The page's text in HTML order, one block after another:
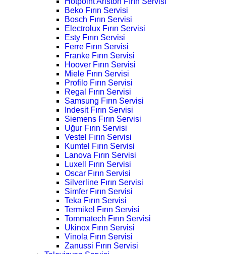
Beko Fırın Servisi
Bosch Fırın Servisi
Electrolux Fırın Servisi
Esty Fırın Servisi
Ferre Fırın Servisi
Franke Fırın Servisi
Hoover Fırın Servisi
Miele Fırın Servisi
Profilo Fırın Servisi
Regal Fırın Servisi
Samsung Fırın Servisi
Indesit Fırın Servisi
Siemens Fırın Servisi
Uğur Fırın Servisi
Vestel Fırın Servisi
Kumtel Fırın Servisi
Lanova Fırın Servisi
Luxell Fırın Servisi
Oscar Fırın Servisi
Silverline Fırın Servisi
Simfer Fırın Servisi
Teka Fırın Servisi
Termikel Fırın Servisi
Tommatech Fırın Servisi
Ukinox Fırın Servisi
Vinola Fırın Servisi
Zanussi Fırın Servisi